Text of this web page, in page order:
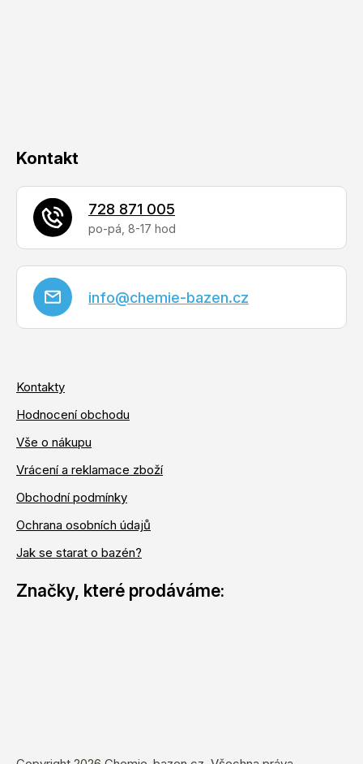
Kontakt
info@chemie-bazen.cz
728 871 005
Kontakty
Hodnocení obchodu
Vše o nákupu
Vrácení a reklamace zboží
Obchodní podmínky
Ochrana osobních údajů
Jak se starat o bazén?